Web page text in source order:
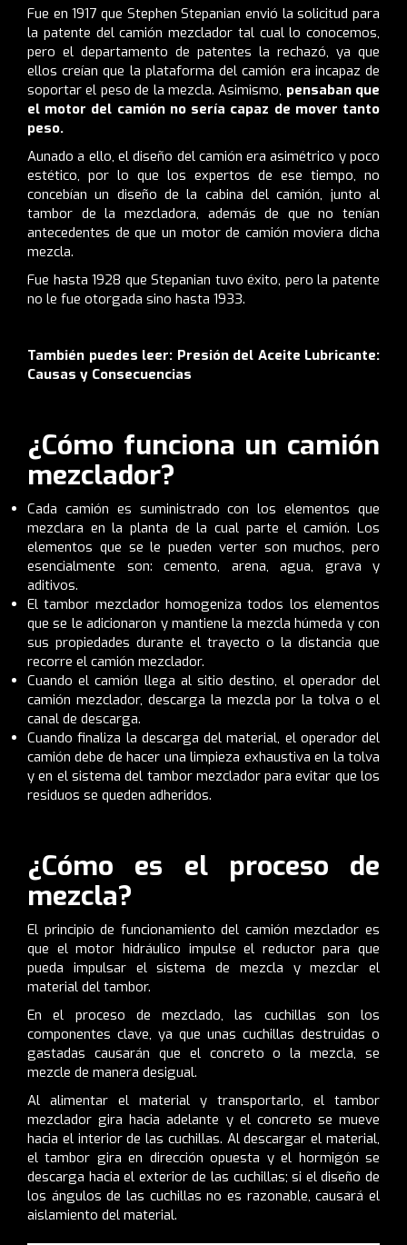
Fue en 1917 que Stephen Stepanian envió la solicitud para
la patente del camión mezclador tal cual lo conocemos,
pero el departamento de patentes la rechazó, ya que
ellos creían que la plataforma del camión era incapaz de
soportar el peso de la mezcla. Asimismo, pensaban que
el motor del camión no sería capaz de mover tanto
peso.
Aunado a ello, el diseño del camión era asimétrico y poco
estético, por lo que los expertos de ese tiempo, no
concebían un diseño de la cabina del camión, junto al
tambor de la mezcladora, además de que no tenían
antecedentes de que un motor de camión moviera dicha
mezcla.
Fue hasta 1928 que Stepanian tuvo éxito, pero la patente
no le fue otorgada sino hasta 1933.
También puedes leer: Presión del Aceite Lubricante:
Causas y Consecuencias
¿Cómo funciona un camión
mezclador?
Cada camión es suministrado con los elementos que
mezclara en la planta de la cual parte el camión. Los
elementos que se le pueden verter son muchos, pero
esencialmente son: cemento, arena, agua, grava y
aditivos.
El tambor mezclador homogeniza todos los elementos
que se le adicionaron y mantiene la mezcla húmeda y con
sus propiedades durante el trayecto o la distancia que
recorre el camión mezclador.
Cuando el camión llega al sitio destino, el operador del
camión mezclador, descarga la mezcla por la tolva o el
canal de descarga.
Cuando finaliza la descarga del material, el operador del
camión debe de hacer una limpieza exhaustiva en la tolva
y en el sistema del tambor mezclador para evitar que los
residuos se queden adheridos.
¿Cómo es el proceso de
mezcla?
El principio de funcionamiento del camión mezclador es
que el motor hidráulico impulse el reductor para que
pueda impulsar el sistema de mezcla y mezclar el
material del tambor.
En el proceso de mezclado, las cuchillas son los
componentes clave, ya que unas cuchillas destruidas o
gastadas causarán que el concreto o la mezcla, se
mezcle de manera desigual.
Al alimentar el material y transportarlo, el tambor
mezclador gira hacia adelante y el concreto se mueve
hacia el interior de las cuchillas. Al descargar el material,
el tambor gira en dirección opuesta y el hormigón se
descarga hacia el exterior de las cuchillas; si el diseño de
los ángulos de las cuchillas no es razonable, causará el
aislamiento del material.